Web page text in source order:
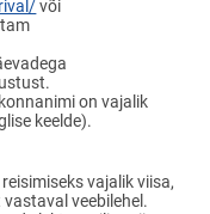
või
on vajalik
keelde).
vajalik viisa,
veebilehel.